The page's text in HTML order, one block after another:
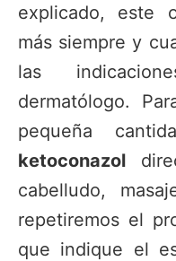
explicado, este
más siempre y
las
dermatólogo.
pequeña
ketoconazol
cabelludo,
repetiremos el
que indique el